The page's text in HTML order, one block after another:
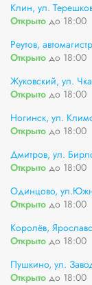
Клин, ул.
Открыто до 18:00
Реутов,
Открыто до 18:00
Жуковский, ул.
Открыто до 18:00
Ногинск, ул.
Открыто до 18:00
Дмитров, ул.
Открыто до 18:00
Одинцово,
Открыто до 18:00
Королёв,
Открыто до 18:00
Пушкино, ул.
Открыто до 18:00